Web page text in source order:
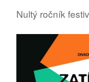
Nultý ročník